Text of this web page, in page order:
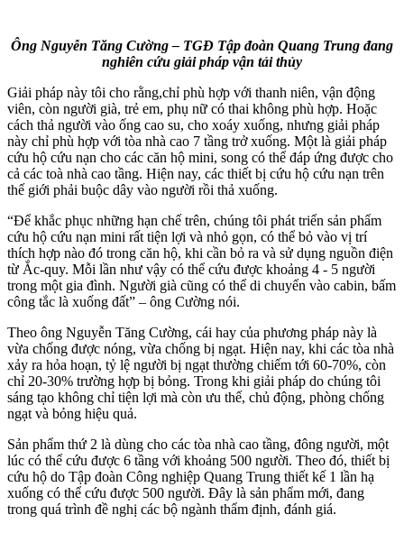
Ông Nguyễn Tăng Cường – TGĐ Tập đoàn Quang Trung đang
nghiên cứu giải pháp vận tải thủy
Giải pháp này tôi cho rằng,chỉ phù hợp với thanh niên, vận động
viên, còn người già, trẻ em, phụ nữ có thai không phù hợp. Hoặc
cách thả người vào ống cao su, cho xoáy xuống, nhưng giải pháp
này chỉ phù hợp với tòa nhà cao 7 tầng trở xuống. Một là giải pháp
cứu hộ cứu nạn cho các căn hộ mini, song có thể đáp ứng được cho
cả các toà nhà cao tầng. Hiện nay, các thiết bị cứu hộ cứu nạn trên
thế giới phải buộc dây vào người rồi thả xuống.
“Để khắc phục những hạn chế trên, chúng tôi phát triển sản phẩm
cứu hộ cứu nạn mini rất tiện lợi và nhỏ gọn, có thể bỏ vào vị trí
thích hợp nào đó trong căn hộ, khi cần bỏ ra và sử dụng nguồn điện
từ Ắc-quy. Mỗi lần như vậy có thể cứu được khoảng 4 - 5 người
trong một gia đình. Người già cũng có thể di chuyển vào cabin, bấm
công tắc là xuống đất” – ông Cường nói.
Theo ông Nguyễn Tăng Cường, cái hay của phương pháp này là
vừa chống được nóng, vừa chống bị ngạt. Hiện nay, khi các tòa nhà
xảy ra hỏa hoạn, tỷ lệ người bị ngạt thường chiếm tới 60-70%, còn
chỉ 20-30% trường hợp bị bỏng. Trong khi giải pháp do chúng tôi
sáng tạo không chỉ tiện lợi mà còn ưu thế, chủ động, phòng chống
ngạt và bỏng hiệu quả.
Sản phẩm thứ 2 là dùng cho các tòa nhà cao tầng, đông người, một
lúc có thể cứu được 6 tầng với khoảng 500 người. Theo đó, thiết bị
cứu hộ do Tập đoàn Công nghiệp Quang Trung thiết kế 1 lần hạ
xuống có thể cứu được 500 người. Đây là sản phẩm mới, đang
trong quá trình đề nghị các bộ ngành thẩm định, đánh giá.